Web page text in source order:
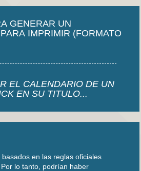
GENERAR UN
IMPRIMIR (FORMATO
EL CALENDARIO DE UN
EN SU TITULO...
en las reglas oficiales
lo tanto, podrían haber